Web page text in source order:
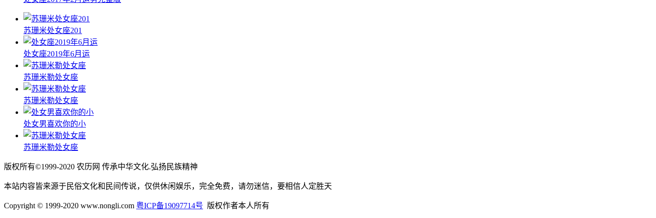
苏珊米处女座201
处女座2019年6月运
苏珊米勒处女座
苏珊米勒处女座
处女男喜欢你的小
苏珊米勒处女座
版权所有©1999-2020 农历网 传承中华文化.弘扬民族精神
本站内容皆来源于民俗文化和民间传说，仅供休闲娱乐，完全免费，请勿迷信，要相信人定胜天
Copyright © 1999-2020 www.nongli.com 粤ICP备19097714号 版权作者本人所有